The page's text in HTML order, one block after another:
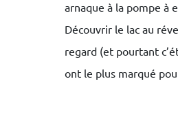
arnaque à la pompe à
Découvrir le lac au
regard (et pourtant
ont le plus marqué